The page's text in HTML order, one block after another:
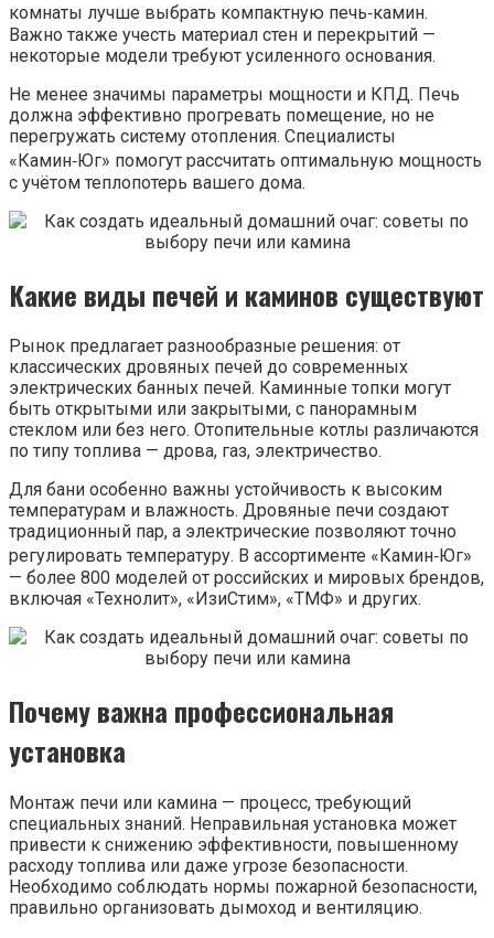
комнаты лучше выбрать компактную печь‑камин.
Важно также учесть материал стен и перекрытий —
некоторые модели требуют усиленного основания.
Не менее значимы параметры мощности и КПД. Печь
должна эффективно прогревать помещение, но не
перегружать систему отопления. Специалисты
«Камин‑Юг» помогут рассчитать оптимальную мощность
с учётом теплопотерь вашего дома.
Какие виды печей и каминов существуют
Рынок предлагает разнообразные решения: от
классических дровяных печей до современных
электрических банных печей. Каминные топки могут
быть открытыми или закрытыми, с панорамным
стеклом или без него. Отопительные котлы различаются
по типу топлива — дрова, газ, электричество.
Для бани особенно важны устойчивость к высоким
температурам и влажность. Дровяные печи создают
традиционный пар, а электрические позволяют точно
регулировать температуру. В ассортименте «Камин‑Юг»
— более 800 моделей от российских и мировых брендов,
включая «Технолит», «ИзиСтим», «ТМФ» и других.
Почему важна профессиональная
установка
Монтаж печи или камина — процесс, требующий
специальных знаний. Неправильная установка может
привести к снижению эффективности, повышенному
расходу топлива или даже угрозе безопасности.
Необходимо соблюдать нормы пожарной безопасности,
правильно организовать дымоход и вентиляцию.